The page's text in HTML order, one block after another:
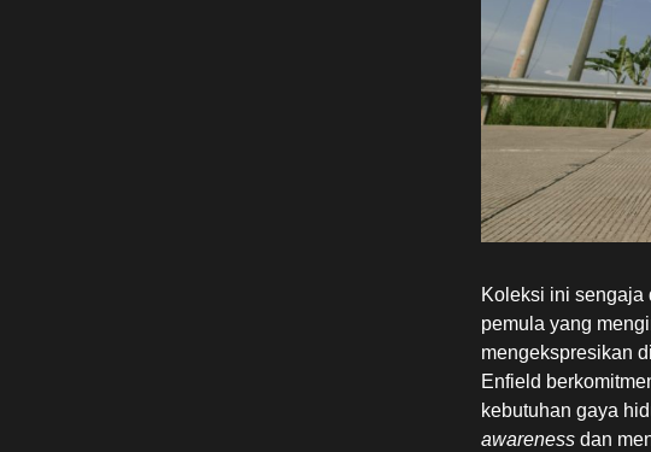
Koleksi ini sengaja
pemula yang
mengekspresikan
Enfield
kebutuhan gaya
awareness dan